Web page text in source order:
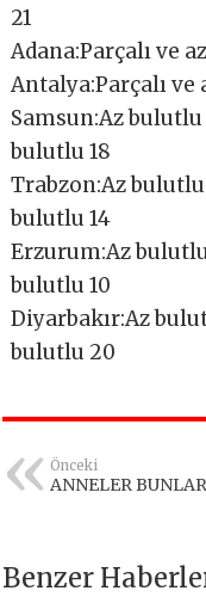
21
Adana:Parçalı ve
Antalya:Parçalı ve
Samsun:Az bulutlu
bulutlu 18
Trabzon:Az
bulutlu 14
Erzurum:Az
bulutlu 10
Diyarbakır:Az
bulutlu 20
Önceki
ANNELER
Benzer